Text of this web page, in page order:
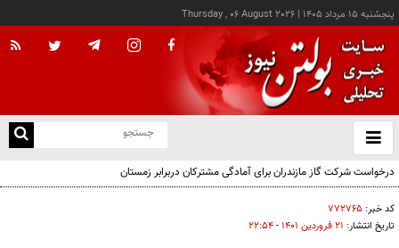
پنجشنبه ۱۵ مرداد ۱۴۰۵ |
Thursday , 06 August 2026
باز
و
کد خبر: ۷۷۲۷۶۵
تاریخ انتشار: ۲۱ فروردين ۱۴۰۱ - ۲۲:۵۴